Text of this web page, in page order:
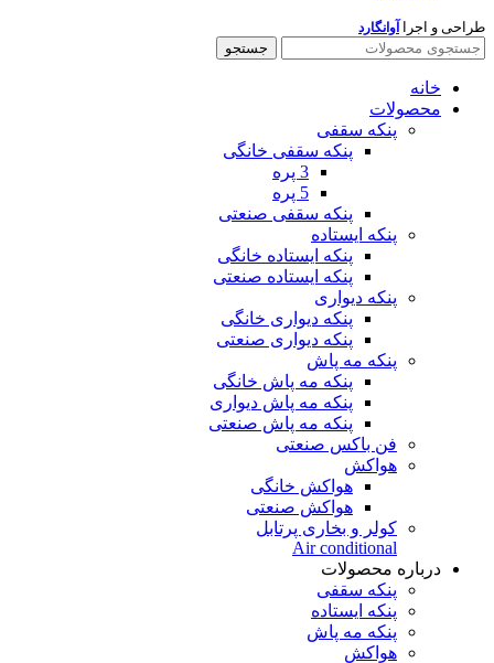
طراحی و اجرا آوانگارد
جستجو
خانه
محصولات
پنکه سقفی
پنکه سقفی خانگی
3 پره
5 پره
پنکه سقفی صنعتی
پنکه ایستاده
پنکه ایستاده خانگی
پنکه ایستاده صنعتی
پنکه دیواری
پنکه دیواری خانگی
پنکه دیواری صنعتی
پنکه مه پاش
پنکه مه پاش خانگی
پنکه مه پاش دیواری
پنکه مه پاش صنعتی
فن باکس صنعتی
هواکش
هواکش خانگی
هواکش صنعتی
کولر و بخاری پرتابل
Air conditional
درباره محصولات
پنکه سقفی
پنکه ایستاده
پنکه مه پاش
هواکش